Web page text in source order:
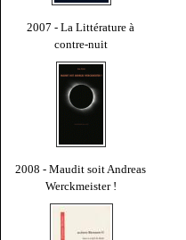
2007 - La Littérature à
contre-nuit
2008 - Maudit soit Andreas
Werckmeister !